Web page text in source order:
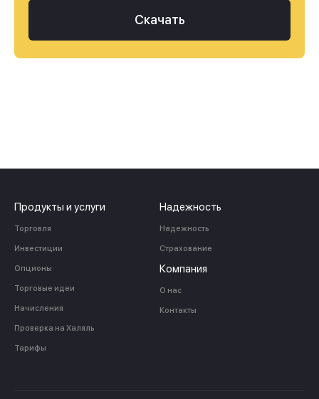
Скачать
Продукты и услуги
Торговля
Инвестиции
Опционы
Торговые идеи
Начисления
Проверка на Халяль
Тарифы
Надежность
Надежность
Страхование
Компания
О нас
Контакты